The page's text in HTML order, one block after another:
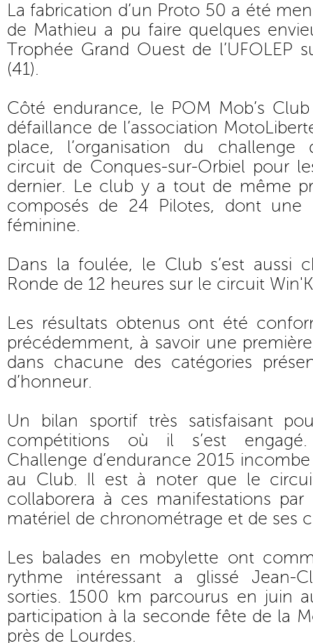
La fabrication d’un Proto 50 a été
de Mathieu a pu faire quelques
Trophée Grand Ouest de l’UFOLEP
(41).
Côté endurance, le POM Mob’s
défaillance de l’association
place, l’organisation du challenge
circuit de Conques-sur-Orbiel pour
dernier. Le club y a tout de même
composés de 24 Pilotes, dont une
féminine.
Dans la foulée, le Club s’est aussi
Ronde de 12 heures sur le circuit
Les résultats obtenus ont été
précédemment, à savoir une
dans chacune des catégories
d’honneur.
Un bilan sportif très satisfaisant
compétitions où il s’est engagé.
Challenge d’endurance 2015
au Club. Il est à noter que le
collaborera à ces manifestations
matériel de chronométrage et de ses
Les balades en mobylette ont
rythme intéressant a glissé Jean-
sorties. 1500 km parcourus en juin
participation à la seconde fête de la
près de Lourdes.